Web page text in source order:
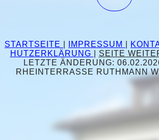
STARTSEITE IMPRESSUM
HUTZERKLÄRUNG
SEITE
LETZTE ÄNDERUNG:
RHEINTERRASSE RUTHMANN